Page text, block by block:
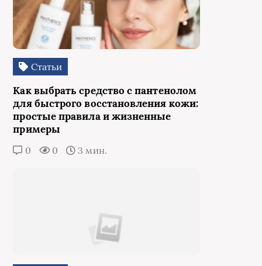
Статьи
Как выбрать средство с пантенолом
для быстрого восстановления кожи:
простые правила и жизненные
примеры
0 0 3 мин.